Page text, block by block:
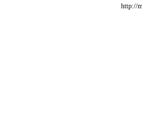
http://